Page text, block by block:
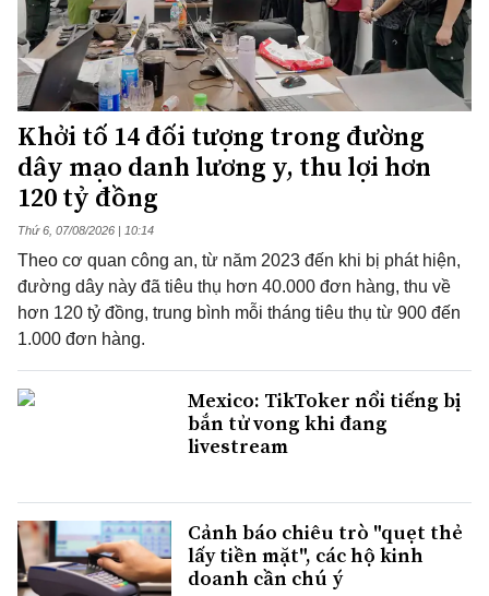
Khởi tố 14 đối tượng trong đường
dây mạo danh lương y, thu lợi hơn
120 tỷ đồng
Thứ 6, 07/08/2026 | 10:14
Theo cơ quan công an, từ năm 2023 đến khi bị phát hiện,
đường dây này đã tiêu thụ hơn 40.000 đơn hàng, thu về
hơn 120 tỷ đồng, trung bình mỗi tháng tiêu thụ từ 900 đến
1.000 đơn hàng.
Mexico: TikToker nổi tiếng bị
bắn tử vong khi đang
livestream
Cảnh báo chiêu trò "quẹt thẻ
lấy tiền mặt", các hộ kinh
doanh cần chú ý